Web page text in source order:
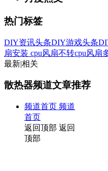
热门标签
DIY资讯头条DIY游戏头条
扇安装 cpu风扇不转cpu风扇
最新|相关
散热器频道文章推荐
频道首页 频道
首页
返回顶部 返回
顶部